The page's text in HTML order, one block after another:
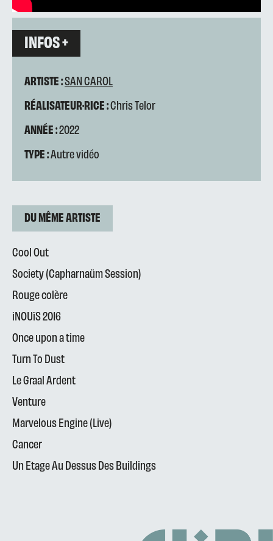
INFOS +
ARTISTE :SAN CAROL
RÉALISATEUR·RICE :Chris Telor
ANNÉE :2022
TYPE :Autre vidéo
DU MÊME ARTISTE
Cool Out
Society (Capharnaüm Session)
Rouge colère
iNOUïS 2016
Once upon a time
Turn To Dust
Le Graal Ardent
Venture
Marvelous Engine (Live)
Cancer
Un Etage Au Dessus Des Buildings